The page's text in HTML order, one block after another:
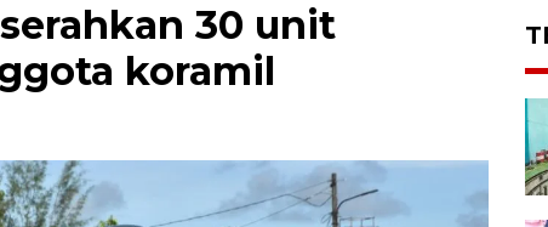
30 unit
koramil